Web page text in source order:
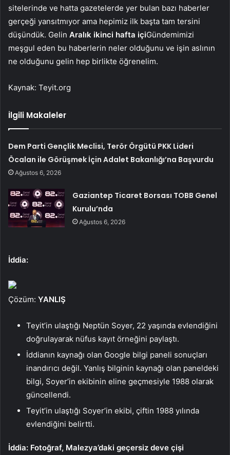
sitelerinde ve hatta gazetelerde yer bulan bazı haberler
gerçeği yansıtmıyor ama hepimiz ilk başta tam tersini
düşündük. Gelin Aralık ikinci hafta içiGündemimizi
meşgul eden bu haberlerin neler olduğunu ve işin aslının
ne olduğunu gelin hep birlikte öğrenelim.
Kaynak: Teyit.org
İlgili Makaleler
Dem Parti Gençlik Meclisi, Terör Örgütü PKK Lideri
Öcalan ile Görüşmek İçin Adalet Bakanlığı’na Başvurdu
Ağustos 6, 2026
Gaziantep Ticaret Borsası TOBB Genel
Kurulu’nda
Ağustos 6, 2026
İddia:
Çözüm: YANLIŞ
Teyit’in ulaştığı Neptün Soyer, 22 yaşında evlendiğini
doğrulayarak nüfus kayıt örneğini paylaştı.
İddianın kaynağı olan Google bilgi paneli sonuçları
inandırıcı değil. Yanlış bilginin kaynağı olan paneldeki
bilgi, Soyer’in ekibinin eline geçmesiyle 1988 olarak
güncellendi.
Teyit’in ulaştığı Soyer’in ekibi, çiftin 1988 yılında
evlendiğini belirtti.
İddia: Fotoğraf, Malezya’daki geçersiz deve çişi